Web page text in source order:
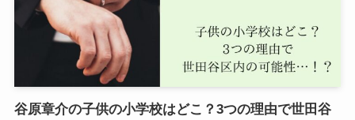
谷原章介の子供の小学校はどこ？3つの理由で世田谷